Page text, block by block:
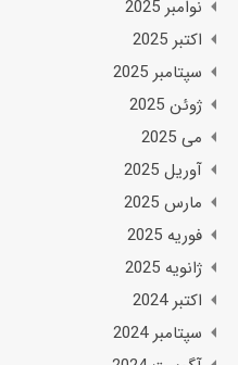
نوامبر 2025
اکتبر 2025
سپتامبر 2025
ژوئن 2025
می 2025
آوریل 2025
مارس 2025
فوریه 2025
ژانویه 2025
اکتبر 2024
سپتامبر 2024